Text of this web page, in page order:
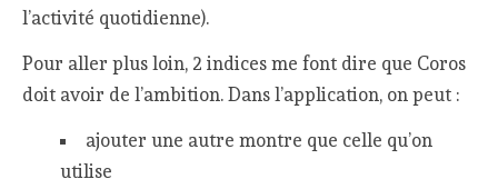
l’activité quotidienne).
Pour aller plus loin, 2 indices me font dire que Coros
doit avoir de l’ambition. Dans l’application, on peut :
ajouter une autre montre que celle qu’on
utilise